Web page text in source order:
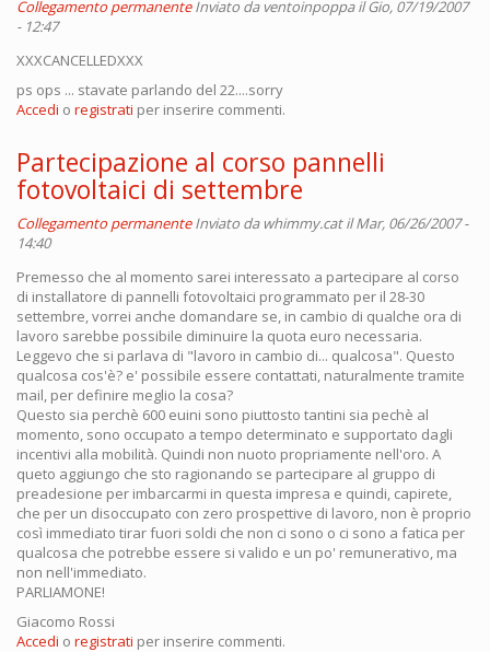
Collegamento permanente Inviato daventoinpoppail Gio, 07/19/2007
- 12:47
XXXCANCELLEDXXX
ps ops ... stavate parlando del 22....sorry
Accedi o registrati per inserire commenti.
Partecipazione al corso pannelli
fotovoltaici di settembre
Collegamento permanente Inviato da whimmy.catil Mar, 06/26/2007 -
14:40
Premesso che al momento sarei interessato a partecipare al corso
di installatore di pannelli fotovoltaici programmato per il 28-30
settembre, vorrei anche domandare se, in cambio di qualche ora di
lavoro sarebbe possibile diminuire la quota euro necessaria.
Leggevo che si parlava di "lavoro in cambio di... qualcosa". Questo
qualcosa cos'è? e' possibile essere contattati, naturalmente tramite
mail, per definire meglio la cosa?
Questo sia perchè 600 euini sono piuttosto tantini sia pechè al
momento, sono occupato a tempo determinato e supportato dagli
incentivi alla mobilità. Quindi non nuoto propriamente nell'oro. A
queto aggiungo che sto ragionando se partecipare al gruppo di
preadesione per imbarcarmi in questa impresa e quindi, capirete,
che per un disoccupato con zero prospettive di lavoro, non è proprio
così immediato tirar fuori soldi che non ci sono o ci sono a fatica per
qualcosa che potrebbe essere si valido e un po' remunerativo, ma
non nell'immediato.
PARLIAMONE!
Giacomo Rossi
Accedi o registrati per inserire commenti.